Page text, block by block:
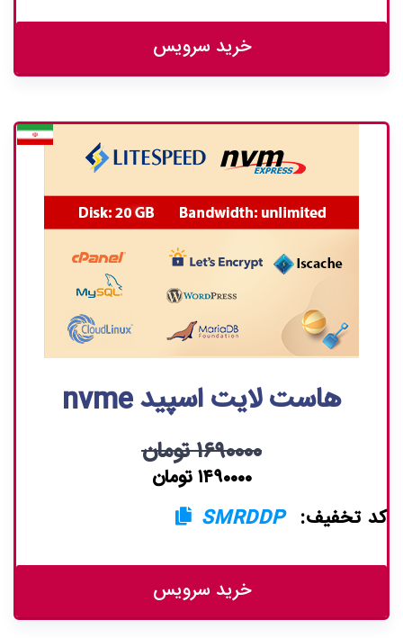
خرید سرویس
هاست لایت اسپید nvme
۱۶۹۰۰۰۰ تومان
۱۴۹۰۰۰۰ تومان
کد تخفیف: SMRDDP
خرید سرویس